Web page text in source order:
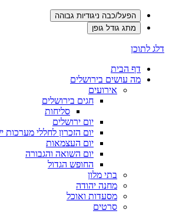
הפעל/כבה ניגודיות גבוהה
מתג גודל גופן
דלג לתוכן
דף הבית
מה עושים בירושלים
אירועים
חגים בירושלים
סליחות
יום ירושלים
יום הזכרון לחללי מערכות
יום העצמאות
יום השואה והגבורה
החופש הגדול
בתי מלון
מחנה יהודה
מסעדות ואוכל
סרטים